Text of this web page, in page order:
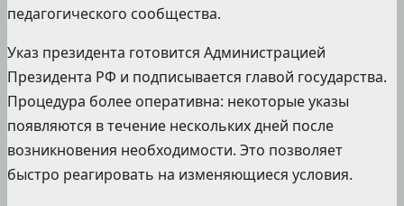
педагогического сообщества.
Указ президента готовится Администрацией
Президента РФ и подписывается главой государства.
Процедура более оперативна: некоторые указы
появляются в течение нескольких дней после
возникновения необходимости. Это позволяет
быстро реагировать на изменяющиеся условия.